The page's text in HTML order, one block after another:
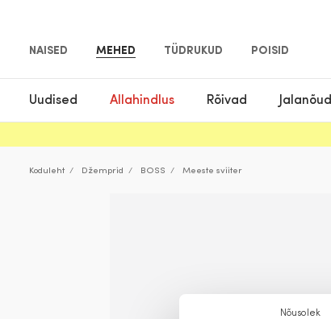
Nõusolek
NAISED MEHED TÜDRUKUD POISID
Uudised Allahindlus Rõivad Jalanõud
Koduleht Džemprid BOSS Meeste sviiter